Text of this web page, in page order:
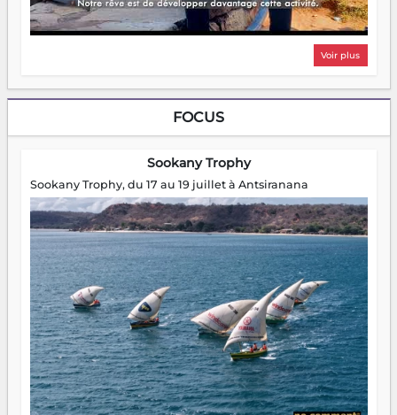
Voir plus
FOCUS
Sookany Trophy
Sookany Trophy, du 17 au 19 juillet à Antsiranana